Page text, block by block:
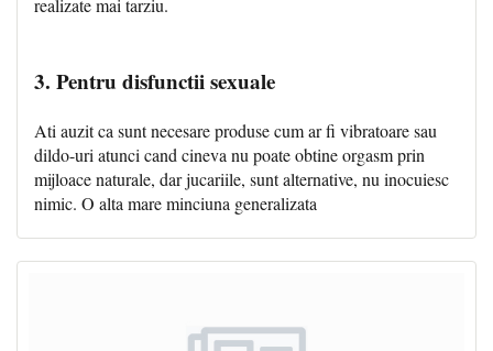
realizate mai tarziu.
3. Pentru disfunctii sexuale
Ati auzit ca sunt necesare produse cum ar fi vibratoare sau
dildo-uri atunci cand cineva nu poate obtine orgasm prin
mijloace naturale, dar jucariile, sunt alternative, nu inocuiesc
nimic. O alta mare minciuna generalizata